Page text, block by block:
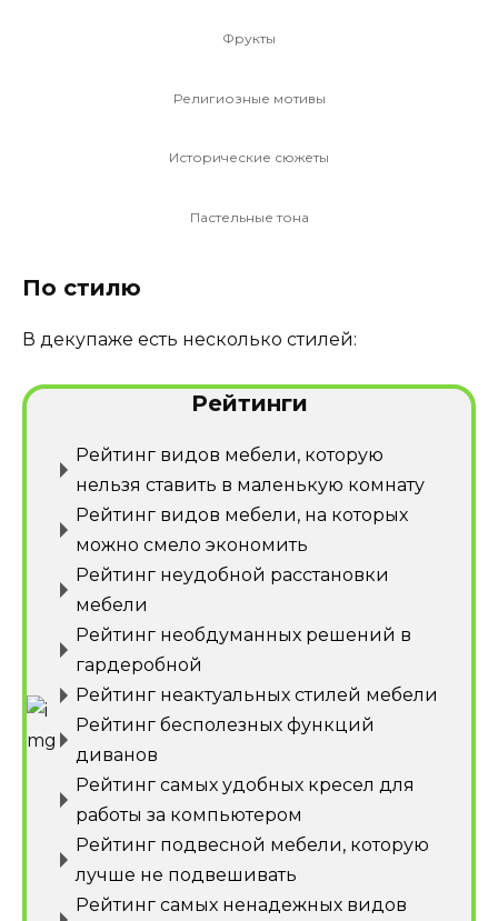
Фрукты
Религиозные мотивы
Исторические сюжеты
Пастельные тона
По стилю
В декупаже есть несколько стилей:
Рейтинги
Рейтинг видов мебели, которую
нельзя ставить в маленькую комнату
Рейтинг видов мебели, на которых
можно смело экономить
Рейтинг неудобной расстановки
мебели
Рейтинг необдуманных решений в
гардеробной
Рейтинг неактуальных стилей мебели
Рейтинг бесполезных функций
диванов
Рейтинг самых удобных кресел для
работы за компьютером
Рейтинг подвесной мебели, которую
лучше не подвешивать
Рейтинг самых ненадежных видов